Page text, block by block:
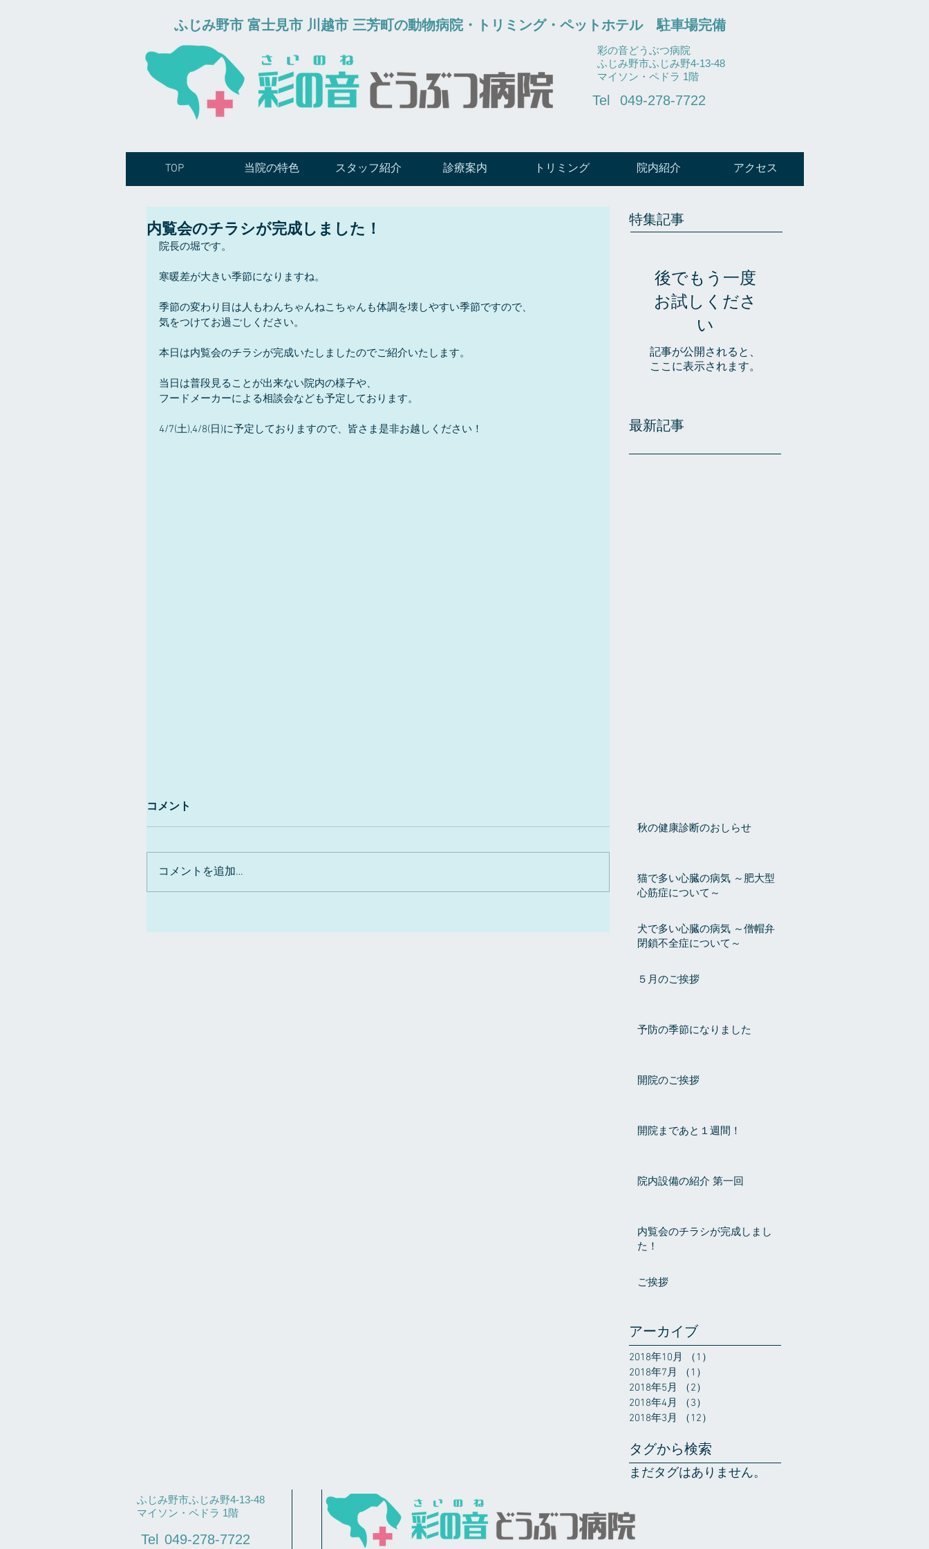
彩の音どうぶつ病院
ふじみ野市ふじみ野4-13-48
​マイソン・ペドラ 1階
Tel 049-278-7722
​ふじみ野市 富士見市 川越市 三芳町の動物病院・トリミング・ペットホテル​ 駐車場完備
TOP 当院の特色 スタッフ紹介 診療案内 トリミング 院内紹介 アクセス
内覧会のチラシが完成しました！
院長の堀です。
寒暖差が大きい季節になりますね。
季節の変わり目は人もわんちゃんねこちゃんも体調を壊しやすい季節ですので、
気をつけてお過ごしください。
本日は内覧会のチラシが完成いたしましたのでご紹介いたします。
当日は普段見ることが出来ない院内の様子や、
フードメーカーによる相談会なども予定しております。
4/7(土),4/8(日)に予定しておりますので、皆さま是非お越しください！
コメント
コメントを追加…
特集記事
後でもう一度
お試しくださ
い
記事が公開されると、
ここに表示されます。
最新記事
秋の健康診断のおしらせ
猫で多い心臓の病気 ～肥大型
心筋症について～
犬で多い心臓の病気 ～僧帽弁
閉鎖不全症について～
５月のご挨拶
予防の季節になりました
開院のご挨拶
開院まであと１週間！
院内設備の紹介 第一回
内覧会のチラシが完成しまし
た！
ご挨拶
アーカイブ
2018年10月 （1）
2018年7月
（1）
2018年5月
（2）
2018年4月
（3）
2018年3月
（12）
タグから検索
まだタグはありません。
ふじみ野市ふじみ野4-13-48
​マイソン・ペドラ 1階
Tel 049-278-7722